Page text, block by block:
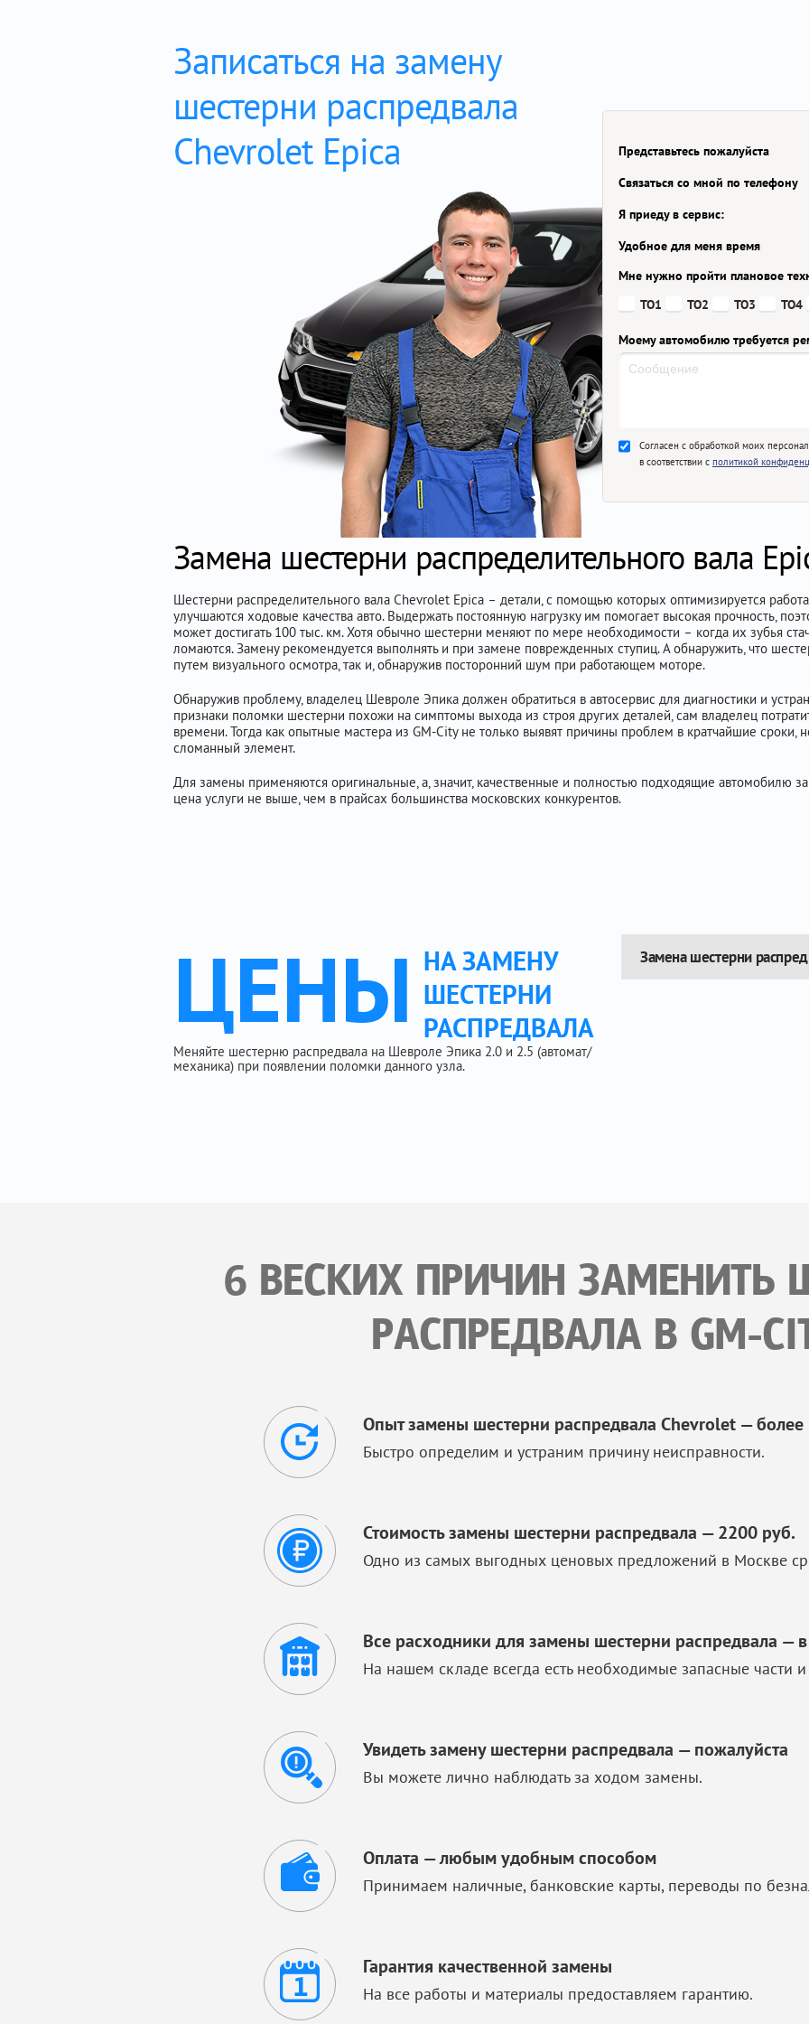
Записаться на замену
шестерни распредвала
Chevrolet Epica
Представьтесь пожалуйста
Связаться со мной по телефону
Я приеду в сервис:
Удобное для меня время
Мне нужно пройти плановое
ТО1
ТО2 ТО3 ТО4
Моему автомобилю требуется
Согласен с обработкой моих
в соответствии с политикой
Замена шестерни распределительного вала
Шестерни распределительного вала Chevrolet Epica – детали, с помощью которых оптимизируется
улучшаются ходовые качества авто. Выдержать постоянную нагрузку им помогает высокая прочность,
может достигать 100 тыс. км. Хотя обычно шестерни меняют по мере необходимости – когда их зубья
ломаются. Замену рекомендуется выполнять и при замене поврежденных ступиц. А обнаружить, что
путем визуального осмотра, так и, обнаружив посторонний шум при работающем моторе.
Обнаружив проблему, владелец Шевроле Эпика должен обратиться в автосервис для диагностики и
признаки поломки шестерни похожи на симптомы выхода из строя других деталей, сам владелец
времени. Тогда как опытные мастера из GM-City не только выявят причины проблем в кратчайшие сроки,
сломанный элемент.
Для замены применяются оригинальные, а, значит, качественные и полностью подходящие автомобилю
цена услуги не выше, чем в прайсах большинства московских конкурентов.
ЦЕНЫ НА ЗАМЕНУ
ШЕСТЕРНИ
РАСПРЕДВАЛА
Меняйте шестерню распредвала на Шевроле Эпика 2.0 и 2.5 (автомат/
механика) при появлении поломки данного узла.
Замена шестерни
6 ВЕСКИХ ПРИЧИН ЗАМЕНИТЬ
РАСПРЕДВАЛА В GM-
Опыт замены шестерни распредвала Chevrolet — более
Быстро определим и устраним причину неисправности.
Стоимость замены шестерни распредвала — 2200 руб.
Одно из самых выгодных ценовых предложений в Москве
Все расходники для замены шестерни распредвала —
На нашем складе всегда есть необходимые запасные части
Увидеть замену шестерни распредвала — пожалуйста
Вы можете лично наблюдать за ходом замены.
Оплата — любым удобным способом
Принимаем наличные, банковские карты, переводы по
Гарантия качественной замены
На все работы и материалы предоставляем гарантию.